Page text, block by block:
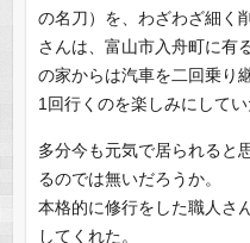
の名刀）を、わざわざ細く
さんは、富山市入舟町に有
の家からは汽車を二回乗り
1回行くのを楽しみにしてい
多分今も元気で居られると
るのでは無いだろうか。
本格的に修行をした職人さ
してくれた。